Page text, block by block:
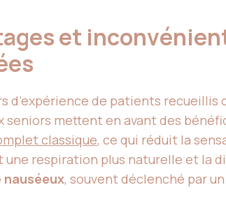
et
d’expérience de patients recueillis
seniors mettent en avant des
classique, ce qui réduit la
une respiration plus naturelle et la
nauséeux, souvent déclenché par